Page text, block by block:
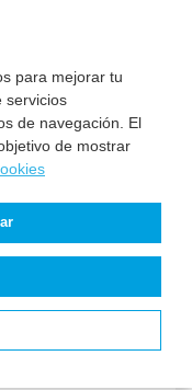
para mejorar tu
servicios
de navegación. El
de mostrar
de Formantia no
es solo para
constituir
a otros
solo para la
navegador;
contenido.
con
en base al